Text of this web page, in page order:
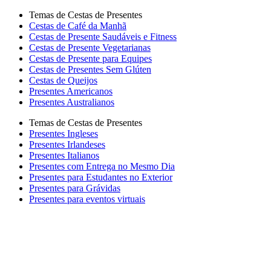
Temas de Cestas de Presentes
Cestas de Café da Manhã
Cestas de Presente Saudáveis e Fitness
Cestas de Presente Vegetarianas
Cestas de Presente para Equipes
Cestas de Presentes Sem Glúten
Cestas de Queijos
Presentes Americanos
Presentes Australianos
Temas de Cestas de Presentes
Presentes Ingleses
Presentes Irlandeses
Presentes Italianos
Presentes com Entrega no Mesmo Dia
Presentes para Estudantes no Exterior
Presentes para Grávidas
Presentes para eventos virtuais